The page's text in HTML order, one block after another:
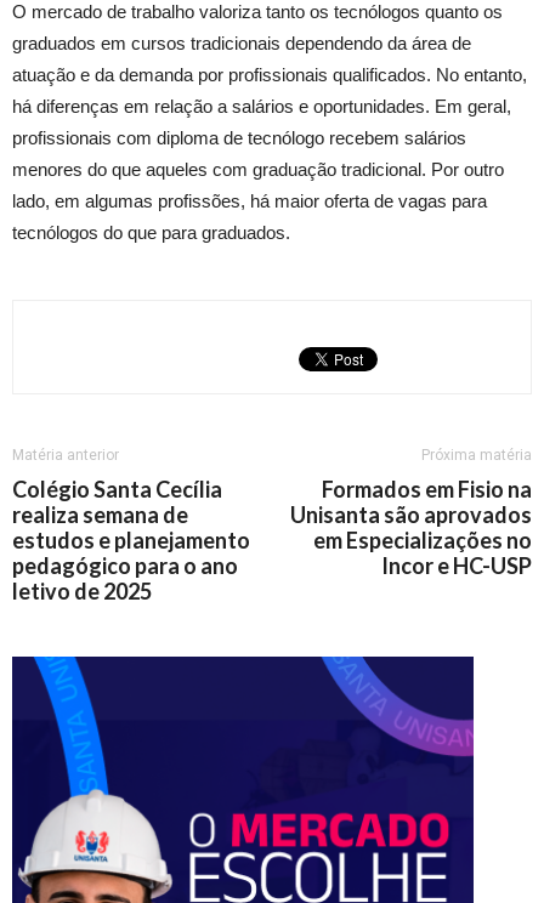
O mercado de trabalho valoriza tanto os tecnólogos quanto os
graduados em cursos tradicionais dependendo da área de
atuação e da demanda por profissionais qualificados. No entanto,
há diferenças em relação a salários e oportunidades. Em geral,
profissionais com diploma de tecnólogo recebem salários
menores do que aqueles com graduação tradicional. Por outro
lado, em algumas profissões, há maior oferta de vagas para
tecnólogos do que para graduados.
Matéria anterior
Colégio Santa Cecília
realiza semana de
estudos e planejamento
pedagógico para o ano
letivo de 2025
Próxima matéria
Formados em Fisio na
Unisanta são aprovados
em Especializações no
Incor e HC-USP